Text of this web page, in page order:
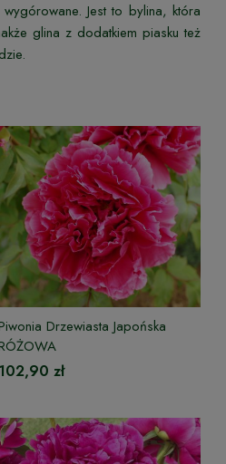
Jest to bylina, która
glina z dodatkiem piasku też
Drzewiasta Japońska
102,90 zł